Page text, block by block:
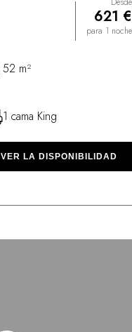
621 €
para 1 noche
52 m²
1 cama King
VER LA DISPONIBILIDAD